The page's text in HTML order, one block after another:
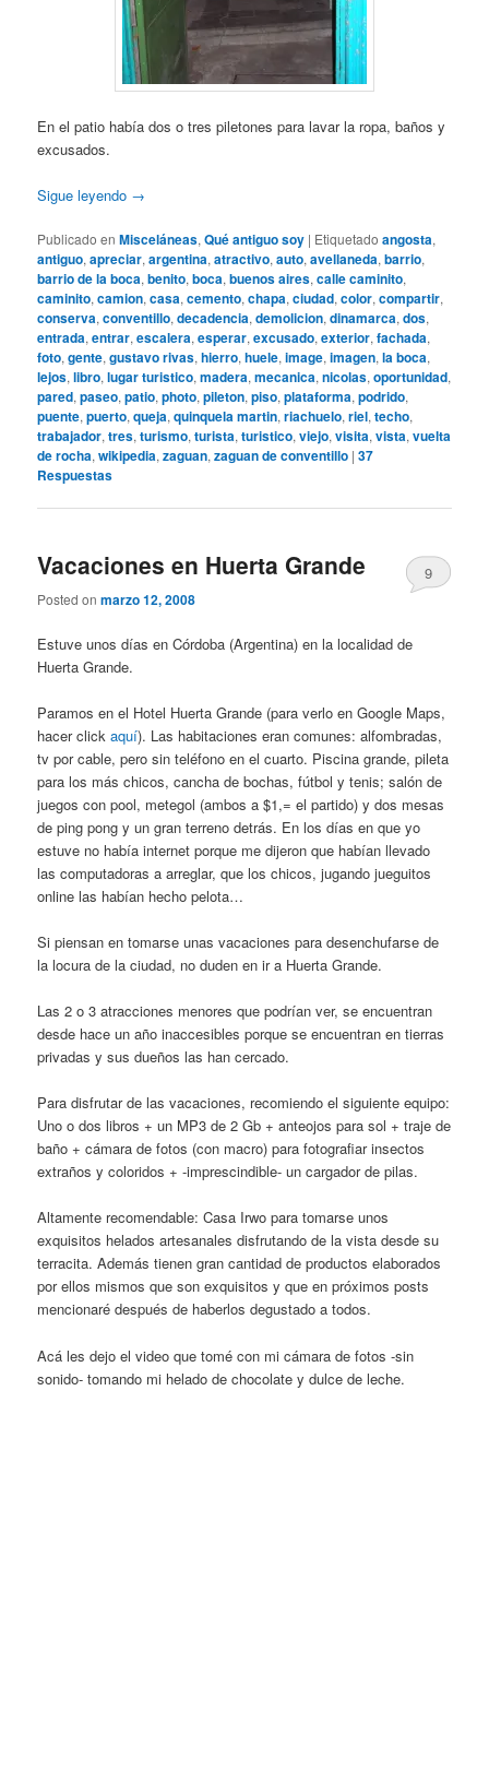
En el patio había dos o tres piletones para lavar la ropa, baños y
excusados.
Sigue leyendo →
Publicado en Misceláneas,Qué antiguo soy | Etiquetado angosta,
antiguo,apreciar,argentina,atractivo,auto,avellaneda,barrio,
barrio de la boca,benito,boca,buenos aires,calle caminito,
caminito,camion,casa,cemento,chapa,ciudad,color,compartir,
conserva,conventillo,decadencia,demolicion,dinamarca,dos,
entrada,entrar,escalera,esperar,excusado,exterior,fachada,
foto,gente,gustavo rivas,hierro,huele,image,imagen,la boca,
lejos,libro,lugar turistico,madera,mecanica,nicolas,oportunidad,
pared,paseo,patio,photo,pileton,piso,plataforma,podrido,
puente,puerto,queja,quinquela martin,riachuelo,riel,techo,
trabajador,tres,turismo,turista,turistico,viejo,visita,vista,vuelta
de rocha,wikipedia,zaguan,zaguan de conventillo |37
Respuestas
Vacaciones en Huerta Grande
Posted onmarzo 12, 2008
9
Estuve unos días en Córdoba (Argentina) en la localidad de
Huerta Grande.
Paramos en el Hotel Huerta Grande (para verlo en Google Maps,
hacer clickaquí). Las habitaciones eran comunes: alfombradas,
tv por cable, pero sin teléfono en el cuarto. Piscina grande, pileta
para los más chicos, cancha de bochas, fútbol y tenis; salón de
juegos con pool, metegol (ambos a $1,= el partido) y dos mesas
de ping pong y un gran terreno detrás. En los días en que yo
estuve no había internet porque me dijeron que habían llevado
las computadoras a arreglar, que los chicos, jugando jueguitos
online las habían hecho pelota…
Si piensan en tomarse unas vacaciones para desenchufarse de
la locura de la ciudad, no duden en ir a Huerta Grande.
Las 2 o 3 atracciones menores que podrían ver, se encuentran
desde hace un año inaccesibles porque se encuentran en tierras
privadas y sus dueños las han cercado.
Para disfrutar de las vacaciones, recomiendo el siguiente equipo:
Uno o dos libros + un MP3 de 2 Gb + anteojos para sol + traje de
baño + cámara de fotos (con macro) para fotografiar insectos
extraños y coloridos + -imprescindible- un cargador de pilas.
Altamente recomendable: Casa Irwo para tomarse unos
exquisitos helados artesanales disfrutando de la vista desde su
terracita. Además tienen gran cantidad de productos elaborados
por ellos mismos que son exquisitos y que en próximos posts
mencionaré después de haberlos degustado a todos.
Acá les dejo el video que tomé con mi cámara de fotos -sin
sonido- tomando mi helado de chocolate y dulce de leche.